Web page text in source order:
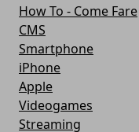
How To - Come Fare
CMS
Smartphone
iPhone
Apple
Videogames
Streaming